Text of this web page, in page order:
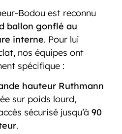
Bodou est reconnu
ballon gonflé au
interne. Pour lui
nos équipes ont
spécifique :
hauteur Ruthmann
sur poids lourd,
sécurisé jusqu’à 90
.